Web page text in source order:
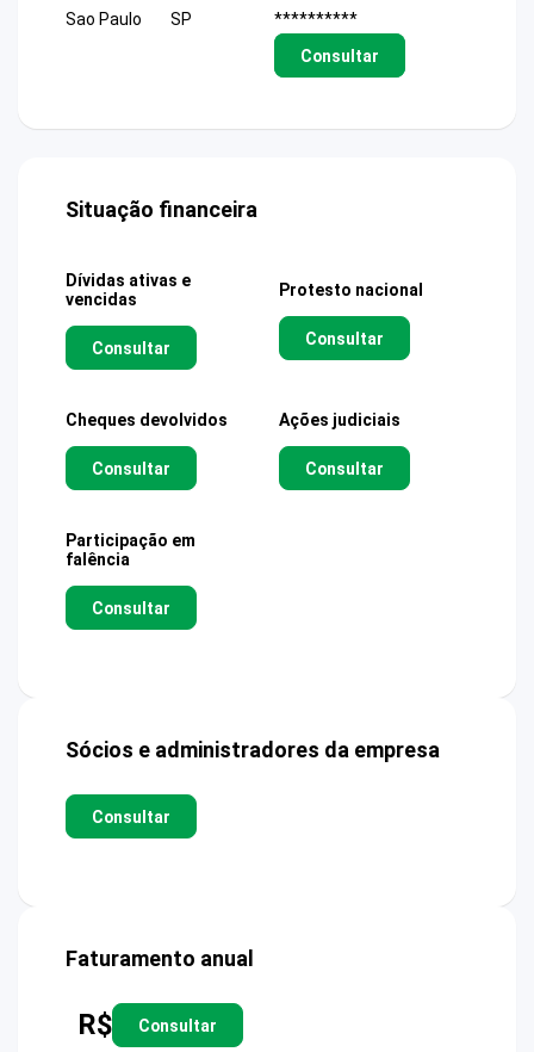
Sao Paulo
SP
**********
Consultar
Situação financeira
Dívidas ativas e
vencidas
Consultar
Protesto nacional
Consultar
Cheques devolvidos
Consultar
Ações judiciais
Consultar
Participação em
falência
Consultar
Sócios e administradores da empresa
Consultar
Faturamento anual
R$ Consultar